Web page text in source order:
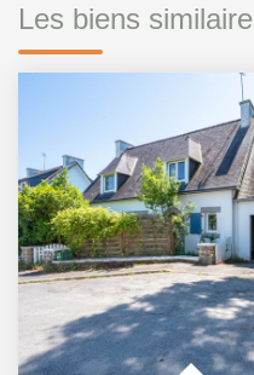
Les biens